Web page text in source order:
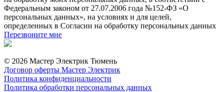
Федеральным законом от 27.07.2006 года №152-ФЗ «О
персональных данных», на условиях и для целей,
определенных в Согласии на обработку персональных данных
Перезвоните мне
© 2026 Мастер Электрик Тюмень
Договор оферты Мастер Электрик
Политика конфиденциальности
Политика обработки персональных данных